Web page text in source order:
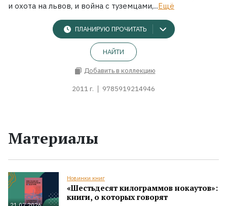
и охота на львов, и война с туземцами,...Ещё
ПЛАНИРУЮ ПРОЧИТАТЬ
НАЙТИ
Добавить в коллекцию
2011 г. 9785919214946
Материалы
Новинки книг
«Шестьдесят килограммов нокаутов»:
книги, о которых говорят